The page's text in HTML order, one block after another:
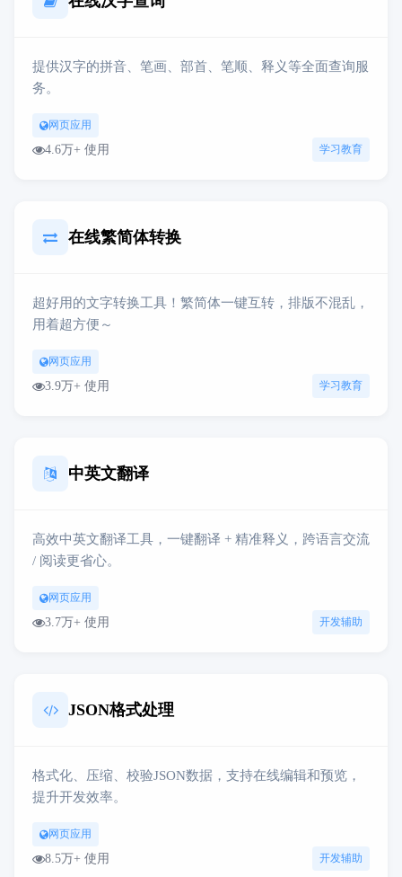
提供汉字的拼音、笔画、部首、笔顺、释义等全面查询服
务。
网页应用
4.6万+ 使用 学习教育
在线繁简体转换
超好用的文字转换工具！繁简体一键互转，排版不混乱，
用着超方便～
网页应用
3.9万+ 使用 学习教育
中英文翻译
高效中英文翻译工具，一键翻译 + 精准释义，跨语言交流
/ 阅读更省心。
网页应用
3.7万+ 使用 开发辅助
JSON格式处理
格式化、压缩、校验JSON数据，支持在线编辑和预览，
提升开发效率。
网页应用
8.5万+ 使用 开发辅助